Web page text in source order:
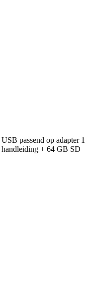
passend op adapter 1
+ 64 GB SD